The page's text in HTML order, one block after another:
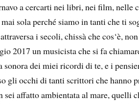
a cercarti nei libri, nei film, nelle
sola perché siamo in tanti che ti
i secoli, chissà che cos‘è,
2017 un musicista che si fa
dei miei ricordi di te, e i
gli occhi di tanti scrittori che hanno
affatto ambientata al mare, quelli